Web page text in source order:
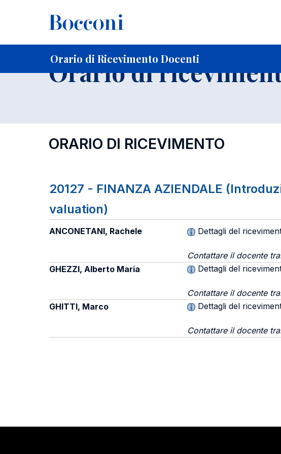
Orario di Ricevimento Docenti
Home Per studenti iscritti
Orario di
ORARIO DI RICEVIMENTO
20127 - FINANZA AZIENDALE
valuation)
ANCONETANI, Rachele Dettagli del
Contattare il docente
GHEZZI, Alberto Maria
Dettagli del
Contattare il docente
GHITTI, Marco
Dettagli del
Contattare il docente